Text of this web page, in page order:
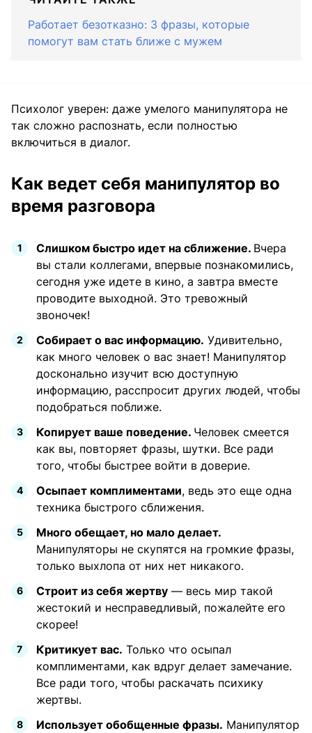
Работает безотказно: 3 фразы, которые
помогут вам стать ближе с мужем
Психолог уверен: даже умелого манипулятора не
так сложно распознать, если полностью
включиться в диалог.
Как ведет себя манипулятор во
время разговора
Слишком быстро идет на сближение. Вчера
вы стали коллегами, впервые познакомились,
сегодня уже идете в кино, а завтра вместе
проводите выходной. Это тревожный
звоночек!
Собирает о вас информацию. Удивительно,
как много человек о вас знает! Манипулятор
досконально изучит всю доступную
информацию, расспросит других людей, чтобы
подобраться поближе.
Копирует ваше поведение. Человек смеется
как вы, повторяет фразы, шутки. Все ради
того, чтобы быстрее войти в доверие.
Осыпает комплиментами, ведь это еще одна
техника быстрого сближения.
Много обещает, но мало делает.
Манипуляторы не скупятся на громкие фразы,
только выхлопа от них нет никакого.
Строит из себя жертву — весь мир такой
жестокий и несправедливый, пожалейте его
скорее!
Критикует вас. Только что осыпал
комплиментами, как вдруг делает замечание.
Все ради того, чтобы раскачать психику
жертвы.
Использует обобщенные фразы. Манипулятор